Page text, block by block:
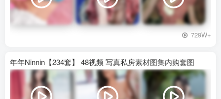
729W+
年年Ninnin【234套】 48视频 写真私房素材图集内购套图